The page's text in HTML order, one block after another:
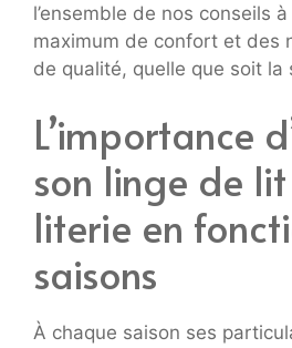
l’ensemble de nos conseils
maximum de confort et des
de qualité, quelle que soit la
L’importance
son linge de
literie en
saisons
À chaque saison ses